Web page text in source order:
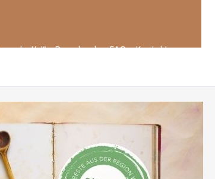
hat’s!“ Downloads FAQ Kontakt